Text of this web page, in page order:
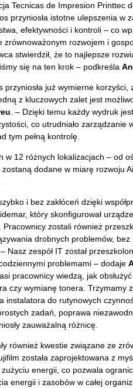
Tecnicas de Impresion Printtec
przyniosła istotne ulepszenia w
efektywności i kontroli – co
zrównoważonym rozwojem i
stwierdził, że to najlepsze
się na ten krok – podkreśla
już wymierne korzyści,
ą z kluczowych zalet jest
. – Dzięki temu każdy wydruk
co utrudniało zarządzanie
tym pełną kontrolę.
w 12 różnych lokalizacjach – od o
dodane w miarę rozwoju
i bez zakłóceń dzięki wspó
który skonfigurował
Pracownicy zostali również
drobnych problemów, bez
Nasz zespół IT został
problemami – dodaje
pracownicy wiedzą, jak
czy wymianę tonera. Trzymamy
instalatora do rutynowych
zadań, poprawa
zauważalną różnicę.
również kwestie związane ze zr
została zaprojektowana z
energii, co pozwala
energii i zasobów w całej